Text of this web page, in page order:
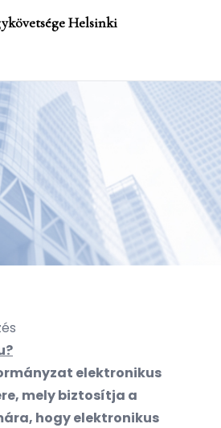
Helsinki
menu
elektronikus
mely biztosítja a
hogy elektronikus